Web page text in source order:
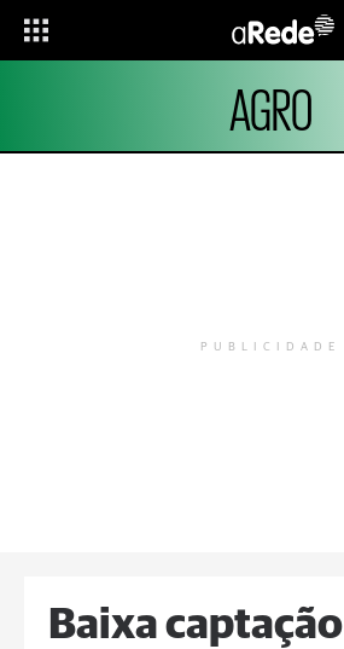
AGRO
PUBLICIDADE
Baixa captação